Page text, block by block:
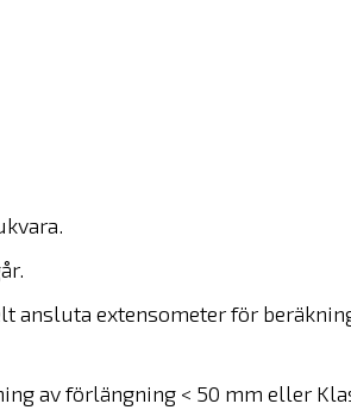
ansluta extensometer för
av förlängning < 50 mm eller